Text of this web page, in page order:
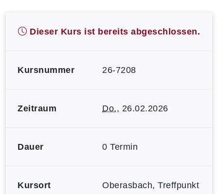
Dieser Kurs ist bereits abgeschlossen.
Kursnummer 26-7208
Zeitraum Do., 26.02.2026
Dauer 0 Termin
Kursort
Oberasbach, Treffpunkt